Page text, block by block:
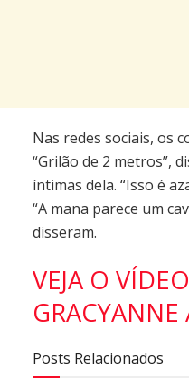
Nas redes sociais, os
“Grilão de 2 metros”,
íntimas dela. “Isso é
“A mana parece um
disseram.
VEJA O
GRACYANNE
Posts Relacionados